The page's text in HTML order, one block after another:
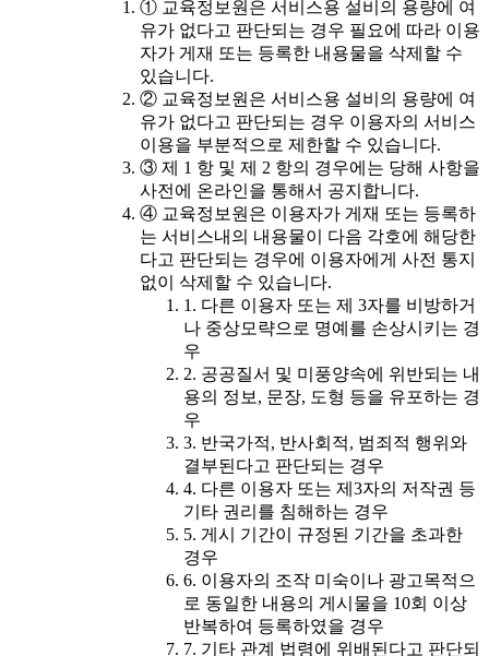
① 교육정보원은 서비스용 설비의 용량에 여
유가 없다고 판단되는 경우 필요에 따라 이용
자가 게재 또는 등록한 내용물을 삭제할 수
있습니다.
② 교육정보원은 서비스용 설비의 용량에 여
유가 없다고 판단되는 경우 이용자의 서비스
이용을 부분적으로 제한할 수 있습니다.
③ 제 1 항 및 제 2 항의 경우에는 당해 사항을
사전에 온라인을 통해서 공지합니다.
④ 교육정보원은 이용자가 게재 또는 등록하
는 서비스내의 내용물이 다음 각호에 해당한
다고 판단되는 경우에 이용자에게 사전 통지
없이 삭제할 수 있습니다.
1. 다른 이용자 또는 제 3자를 비방하거
나 중상모략으로 명예를 손상시키는 경
우
2. 공공질서 및 미풍양속에 위반되는 내
용의 정보, 문장, 도형 등을 유포하는 경
우
3. 반국가적, 반사회적, 범죄적 행위와
결부된다고 판단되는 경우
4. 다른 이용자 또는 제3자의 저작권 등
기타 권리를 침해하는 경우
5. 게시 기간이 규정된 기간을 초과한
경우
6. 이용자의 조작 미숙이나 광고목적으
로 동일한 내용의 게시물을 10회 이상
반복하여 등록하였을 경우
7. 기타 관계 법령에 위배된다고 판단되